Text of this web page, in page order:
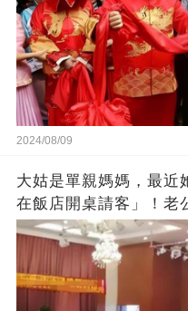
2024/08/09
大姑是單親媽媽，最近
在飯店開桌請客」！老
婆婆要求我買單」：你
們～